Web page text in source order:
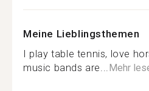
Meine Lieblingsthemen
I play table tennis, love
music bands are...Mehr